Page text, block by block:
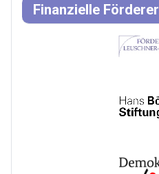
Finanzielle Förderer